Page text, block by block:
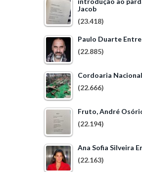
Jacob
(23.418)
Paulo Duarte
(22.885)
Cordoaria
(22.666)
Fruto, André
(22.194)
Ana Sofia Silveira
(22.163)